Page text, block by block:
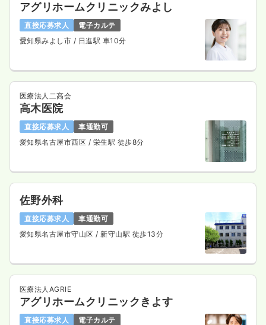
アグリホームクリニックみよし
直接応募求人
電子カルテ
愛知県みよし市 / 日進駅 車10分
医療法人二高会
高木医院
直接応募求人
車通勤可
愛知県名古屋市西区 / 栄生駅 徒歩8分
佐野外科
直接応募求人
車通勤可
愛知県名古屋市守山区 / 新守山駅 徒歩13分
医療法人AGRIE
アグリホームクリニックきよす
直接応募求人
電子カルテ